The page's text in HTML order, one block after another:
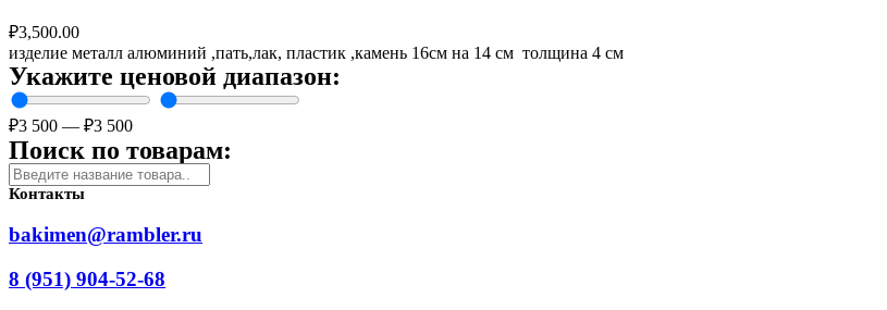
₽3,500.00
изделие металл алюминий ,пать,лак, пластик ,камень 16см на 14 см толщина 4 см
Укажите ценовой диапазон:
₽3 500 — ₽3 500
Поиск по товарам:
Контакты
bakimen@rambler.ru
8 (951) 904-52-68